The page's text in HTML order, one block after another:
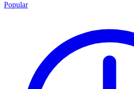
Popular